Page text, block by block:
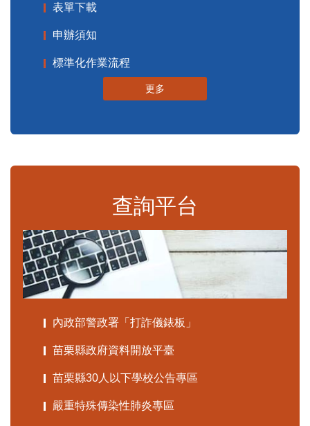
表單下載
申辦須知
標準化作業流程
更多
查詢平台
內政部警政署「打詐儀錶板」
苗栗縣政府資料開放平臺
苗栗縣30人以下學校公告專區
嚴重特殊傳染性肺炎專區